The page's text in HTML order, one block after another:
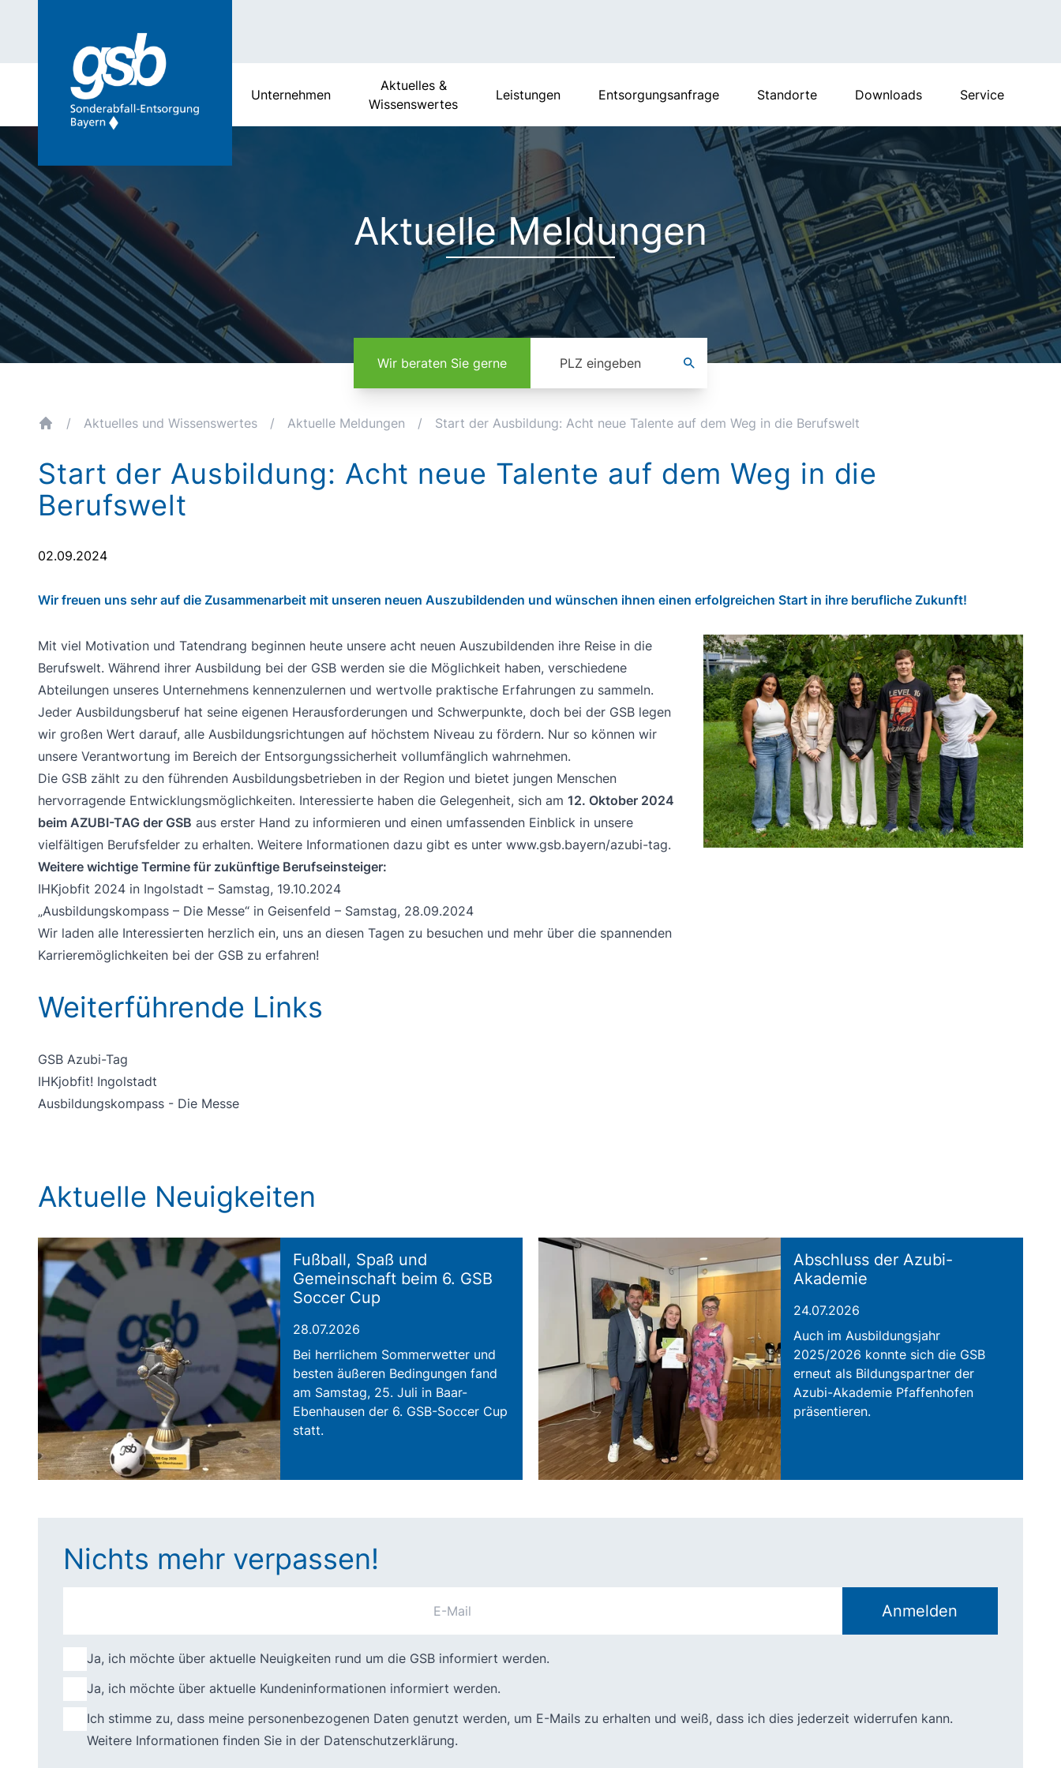
Unternehmen
Aktuelles &
Wissenswertes
Leistungen Entsorgungsanfrage Standorte Downloads Service
Aktuelle Meldungen
Wir beraten Sie gerne
/ Aktuelles und Wissenswertes / Aktuelle Meldungen / Start der Ausbildung: Acht neue Talente auf dem Weg in die Berufswelt
Start der Ausbildung: Acht neue Talente auf dem Weg in die
Berufswelt
02.09.2024
Wir freuen uns sehr auf die Zusammenarbeit mit unseren neuen Auszubildenden und wünschen ihnen einen erfolgreichen Start in ihre berufliche Zukunft!
Mit viel Motivation und Tatendrang beginnen heute unsere acht neuen Auszubildenden ihre Reise in die
Berufswelt. Während ihrer Ausbildung bei der GSB werden sie die Möglichkeit haben, verschiedene
Abteilungen unseres Unternehmens kennenzulernen und wertvolle praktische Erfahrungen zu sammeln.
Jeder Ausbildungsberuf hat seine eigenen Herausforderungen und Schwerpunkte, doch bei der GSB legen
wir großen Wert darauf, alle Ausbildungsrichtungen auf höchstem Niveau zu fördern. Nur so können wir
unsere Verantwortung im Bereich der Entsorgungssicherheit vollumfänglich wahrnehmen.
Die GSB zählt zu den führenden Ausbildungsbetrieben in der Region und bietet jungen Menschen
hervorragende Entwicklungsmöglichkeiten. Interessierte haben die Gelegenheit, sich am 12. Oktober 2024
beim AZUBI-TAG der GSB aus erster Hand zu informieren und einen umfassenden Einblick in unsere
vielfältigen Berufsfelder zu erhalten. Weitere Informationen dazu gibt es unter www.gsb.bayern/azubi-tag.
Weitere wichtige Termine für zukünftige Berufseinsteiger:
IHKjobfit 2024 in Ingolstadt – Samstag, 19.10.2024
„Ausbildungskompass – Die Messe“ in Geisenfeld – Samstag, 28.09.2024
Wir laden alle Interessierten herzlich ein, uns an diesen Tagen zu besuchen und mehr über die spannenden
Karrieremöglichkeiten bei der GSB zu erfahren!
Weiterführende Links
GSB Azubi-Tag
IHKjobfit! Ingolstadt
Ausbildungskompass - Die Messe
Aktuelle Neuigkeiten
Fußball, Spaß und
Gemeinschaft beim 6. GSB
Soccer Cup
28.07.2026
Bei herrlichem Sommerwetter und
besten äußeren Bedingungen fand
am Samstag, 25. Juli in Baar-
Ebenhausen der 6. GSB-Soccer Cup
statt.
Abschluss der Azubi-
Akademie
24.07.2026
Auch im Ausbildungsjahr
2025/2026 konnte sich die GSB
erneut als Bildungspartner der
Azubi-Akademie Pfaffenhofen
präsentieren.
Nichts mehr verpassen!
Anmelden
Ja, ich möchte über aktuelle Neuigkeiten rund um die GSB informiert werden.
Ja, ich möchte über aktuelle Kundeninformationen informiert werden.
Ich stimme zu, dass meine personenbezogenen Daten genutzt werden, um E-Mails zu erhalten und weiß, dass ich dies jederzeit widerrufen kann.
Weitere Informationen finden Sie in der Datenschutzerklärung.